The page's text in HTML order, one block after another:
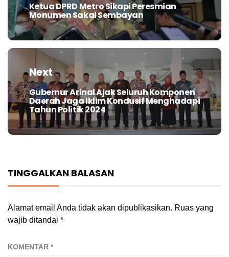
Previous
post:
Ketua DPRD Metro Sikapi Peresmian
Monumen Sakai Sembayan
Next
Next
post:
Gubernur Arinal Ajak Seluruh Komponen
Daerah Jaga Iklim Kondusif Menghadapi
Tahun Politik 2024
TINGGALKAN BALASAN
Alamat email Anda tidak akan dipublikasikan. Ruas yang
wajib ditandai *
KOMENTAR *